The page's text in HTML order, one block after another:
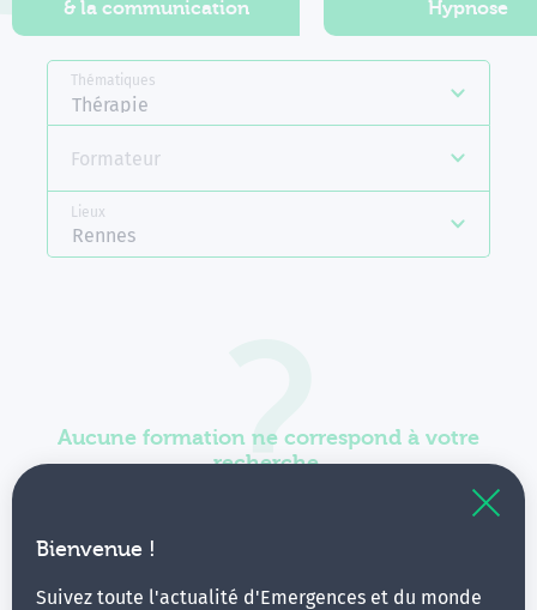
Bienvenue !
Suivez toute l'actualité d'Emergences et du monde
& la communication
Hypnose
Thématiques
Thérapie
Formateur
Lieux
Rennes
Aucune formation ne correspond à votre
recherche.
Vous pouvez renouveler votre requête en élargissant